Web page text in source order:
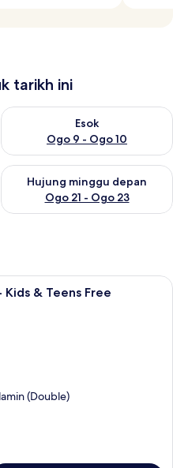
tarikh ini
ini Ogo 8 - Ogo 9
Esok
Ogo 9 - Ogo 10
Semak ketersediaan untuk
minggu ini Ogo 14 - Ogo 16
Hujung minggu depan
Ogo 21 - Ogo 23
Semak ketersediaan untuk
Peralatan tempat tidur premium,
& Teens Free
(Double)